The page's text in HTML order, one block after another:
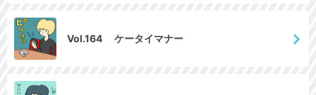
Vol.164 ケータイマナー